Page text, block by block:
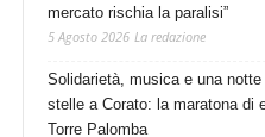
mercato rischia la paralisi”
5 Agosto 2026 La redazione
Solidarietà, musica e una
stelle a Corato: la maratona di
Torre Palomba